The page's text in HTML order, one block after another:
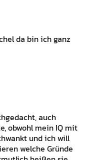
da bin ich ganz
auch
obwohl mein IQ mit
und ich will
welche Gründe